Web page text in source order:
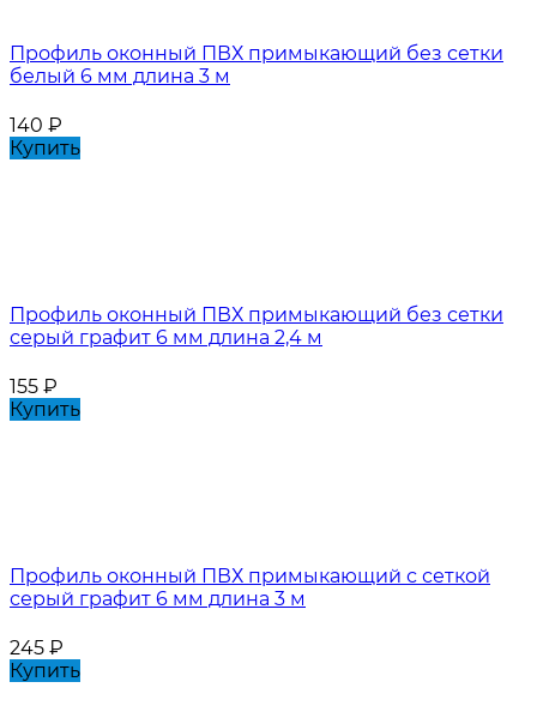
Профиль оконный ПВХ примыкающий без сетки
белый 6 мм длина 3 м
140 ₽
Купить
Профиль оконный ПВХ примыкающий без сетки
серый графит 6 мм длина 2,4 м
155 ₽
Купить
Профиль оконный ПВХ примыкающий с сеткой
серый графит 6 мм длина 3 м
245 ₽
Купить